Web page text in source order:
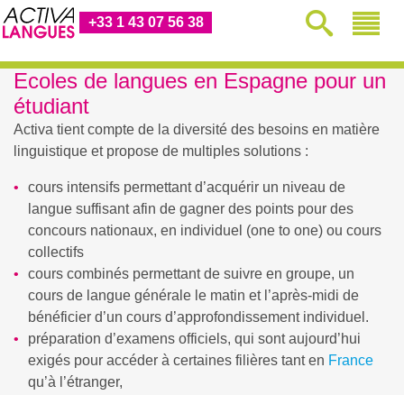
+33 1 43 07 56 38
Ecoles de langues en Espagne pour un
étudiant
Activa tient compte de la diversité des besoins en matière
linguistique et propose de multiples solutions :
cours intensifs permettant d’acquérir un niveau de
langue suffisant afin de gagner des points pour des
concours nationaux, en individuel (one to one) ou cours
collectifs
cours combinés permettant de suivre en groupe, un
cours de langue générale le matin et l’après-midi de
bénéficier d’un cours d’approfondissement individuel.
préparation d’examens officiels, qui sont aujourd’hui
exigés pour accéder à certaines filières tant en France
qu’à l’étranger,